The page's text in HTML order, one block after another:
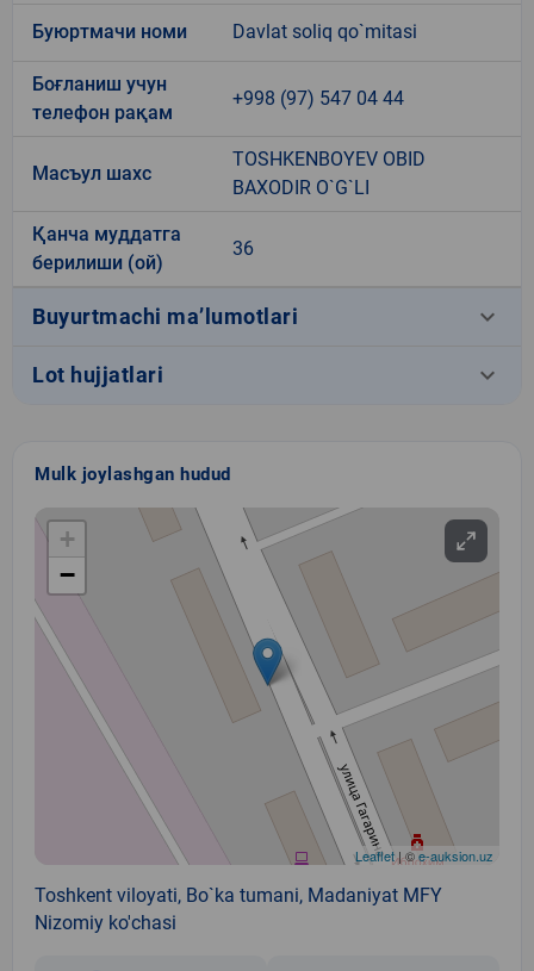
Буюртмачи номи Davlat soliq qo`mitasi
Боғланиш учун
телефон рақам
+998 (97) 547 04 44
Масъул шахс
TOSHKENBOYEV OBID
BAXODIR O`G`LI
Қанча муддатга
берилиши (ой)
36
Buyurtmachi ma’lumotlari keyboard_arrow_down
Lot hujjatlari keyboard_arrow_down
Mulk joylashgan hudud
+
−
Leaflet| ©e-auksion.uz
Toshkent viloyati, Bo`ka tumani, Madaniyat MFY
Nizomiy ko'chasi